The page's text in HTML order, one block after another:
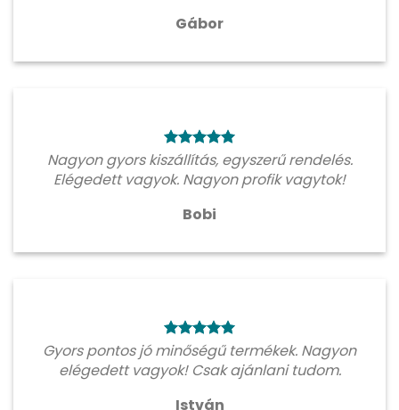
Gábor
Nagyon gyors kiszállítás, egyszerű rendelés.
Elégedett vagyok. Nagyon profik vagytok!
Bobi
Gyors pontos jó minőségű termékek. Nagyon
elégedett vagyok! Csak ajánlani tudom.
István